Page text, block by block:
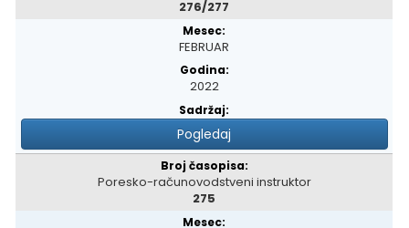
276/277
FEBRUAR
2022
Pogledaj
Poresko-računovodstveni instruktor
275